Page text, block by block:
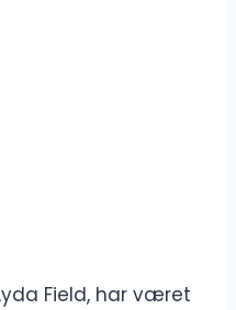
Field, har været